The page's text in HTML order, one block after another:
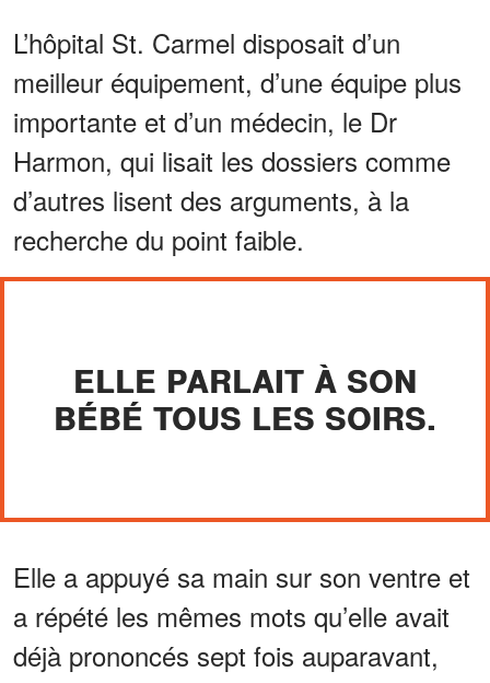
L’hôpital St. Carmel disposait d’un
meilleur équipement, d’une équipe plus
importante et d’un médecin, le Dr
Harmon, qui lisait les dossiers comme
d’autres lisent des arguments, à la
recherche du point faible.
ELLE PARLAIT À SON
BÉBÉ TOUS LES SOIRS.
Elle a appuyé sa main sur son ventre et
a répété les mêmes mots qu’elle avait
déjà prononcés sept fois auparavant,